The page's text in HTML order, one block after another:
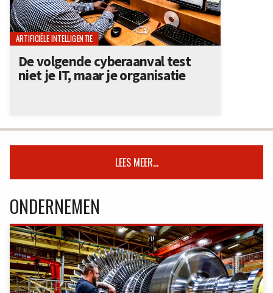
ARTIFICIËLE INTELLIGENTIE
De volgende cyberaanval test
niet je IT, maar je organisatie
LEES MEER...
ONDERNEMEN